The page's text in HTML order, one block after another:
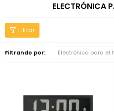
ELECTRÓNICA
Filtrando por: Electrónica para el